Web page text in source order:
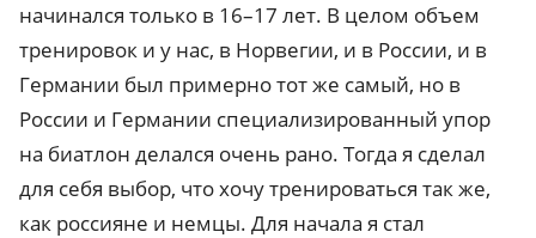
начинался только в 16–17 лет. В целом объем
тренировок и у нас, в Норвегии, и в России, и в
Германии был примерно тот же самый, но в
России и Германии специализированный упор
на биатлон делался очень рано. Тогда я сделал
для себя выбор, что хочу тренироваться так же,
как россияне и немцы. Для начала я стал